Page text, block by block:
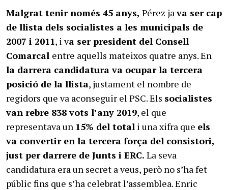
Malgrat tenir només 45 anys, Pérez java ser cap
de llista dels socialistes a les municipals de
2007 i 2011, i va ser president del Consell
Comarcal entre aquells mateixos quatre anys. En
la darrera candidatura va ocupar la tercera
posició de la llista, justament el nombre de
regidors que va aconseguir el PSC. Els socialistes
van rebre 838 vots l’any 2019, el que
representava un 15% del total i una xifra que els
va convertir en la tercera força del consistori,
just per darrere de Junts i ERC. La seva
candidatura era un secret a veus, però no s’ha fet
públic fins que s’ha celebrat l’assemblea. Enric